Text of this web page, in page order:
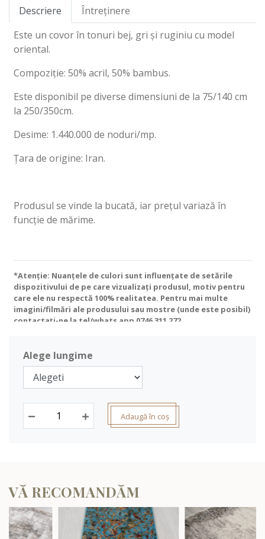
Descriere
Întreținere
Este un covor în tonuri bej, gri și ruginiu cu model
oriental.
Compoziție: 50% acril, 50% bambus.
Este disponibil pe diverse dimensiuni de la 75/140 cm
la 250/350cm.
Desime: 1.440.000 de noduri/mp.
Țara de origine: Iran.
Produsul se vinde la bucată, iar prețul variază în
funcție de mărime.
*Atenție: Nuanțele de culori sunt influențate de setările
dispozitivului de pe care vizualizați produsul, motiv pentru
care ele nu respectă 100% realitatea. Pentru mai multe
imagini/filmări ale produsului sau mostre (unde este posibil)
contactați-ne la tel/whats app 0746 311 272
Alege lungime
Adaugă în coș
VĂ RECOMANDĂM